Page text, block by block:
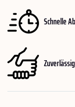
Schnelle